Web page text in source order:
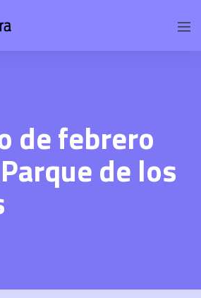
de febrero
de los